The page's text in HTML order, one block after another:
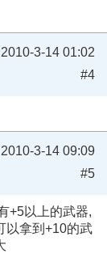
2010-3-14 01:02
#4
2010-3-14 09:09
#5
+5以上的武器,
以拿到+10的武